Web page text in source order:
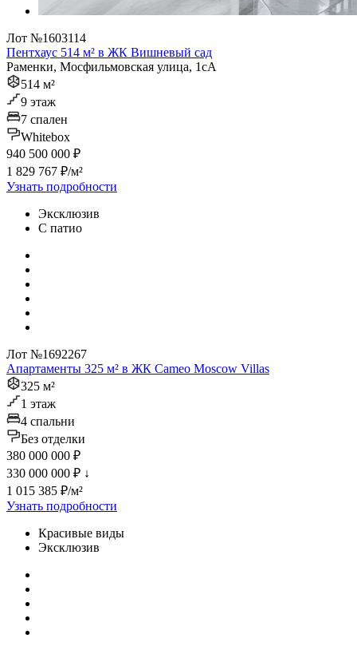
Лот №1603114
Пентхаус 514 м² в ЖК Вишневый сад
Раменки, Мосфильмовская улица, 1сА
514 м²
9 этаж
7 спален
Whitebox
940 500 000 ₽
1 829 767 ₽/м²
Узнать подробности
Эксклюзив
С патио
Лот №1692267
Апартаменты 325 м² в ЖК Cameo Moscow Villas
325 м²
1 этаж
4 спальни
Без отделки
380 000 000 ₽
330 000 000 ₽ ↓
1 015 385 ₽/м²
Узнать подробности
Красивые виды
Эксклюзив